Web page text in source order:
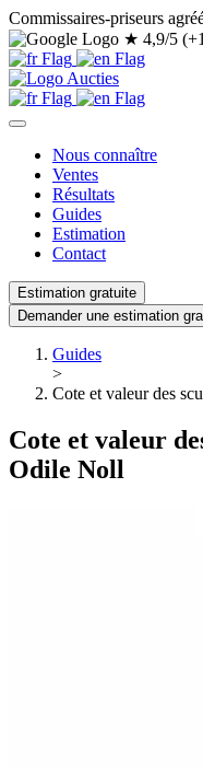
Commissaires-priseurs
★ 4,9/5
Nous connaître
Ventes
Résultats
Guides
Estimation
Contact
Estimation gratuite
Demander une estimation
Guides
>
Cote et valeur des
Cote et valeur
Odile Noll